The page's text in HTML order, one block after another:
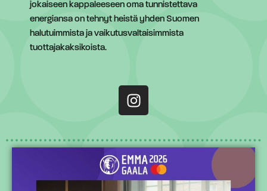
jokaiseen kappaleeseen oma tunnistettava
energiansa on tehnyt heistä yhden Suomen
halutuimmista ja vaikutusvaltaisimmista
tuottajakaksikoista.